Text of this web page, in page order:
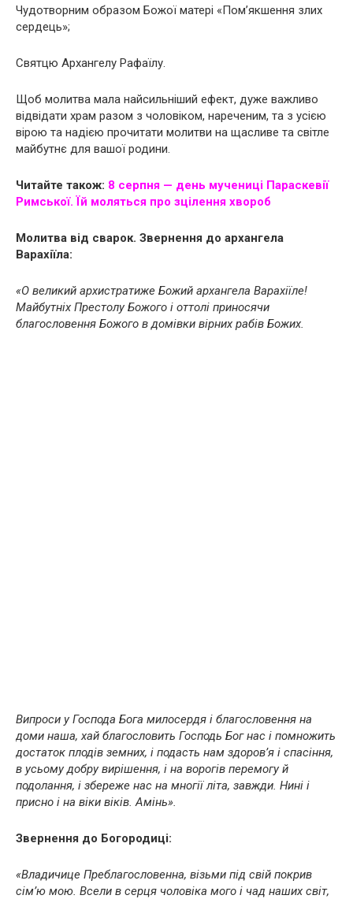
Чудотворним образом Божої матері «Пом’якшення злих
сердець»;
Святцю Архангелу Рафаїлу.
Щоб молитва мала найсильніший ефект, дуже важливо
відвідати храм разом з чоловіком, нареченим, та з усією
вірою та надією прочитати молитви на щасливе та світле
майбутнє для вашої родини.
Читайте також: 8 серпня — день мyчeницi Параскевії
Римської. Їй моляться про зцілення xвopoб
Молитва від сварок. Звернення до архангела
Варахіїла:
«О великий архистратиже Божий архангела Варахіїле!
Майбутніх Престолу Божого і оттолі приносячи
благословення Божого в домівки вірних рабів Божих.
Випроси у Господа Бога милосердя і благословення на
доми наша, хай благословить Господь Бог нас і помножить
достаток плодів земних, і подасть нам здоров’я і спасіння,
в усьому добру вирішення, і на ворогів перемогу й
подолання, і збереже нас на многії літа, завжди. Нині і
присно і на віки віків. Амінь».
Звернення до Богородиці:
«Владичице Преблагословенна, візьми під свій покрив
сім’ю мою. Всели в серця чоловіка мого і чад наших світ,